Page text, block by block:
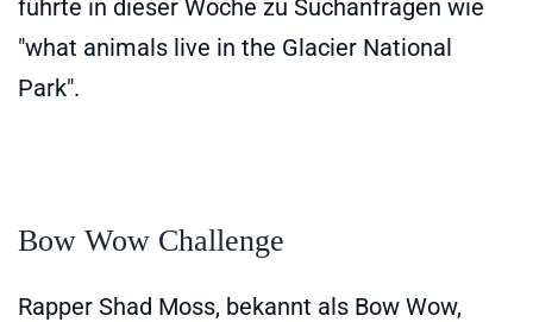
führte in dieser Woche zu Suchanfragen wie
"what animals live in the Glacier National
Park".
Bow Wow Challenge
Rapper Shad Moss, bekannt als Bow Wow,